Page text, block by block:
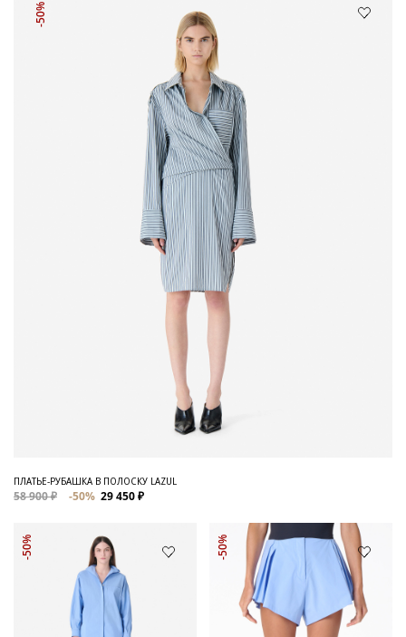
-50%
ПЛАТЬЕ-РУБАШКА В ПОЛОСКУ LAZUL
58 900 ₽ -50% 29 450 ₽
-50% -50%